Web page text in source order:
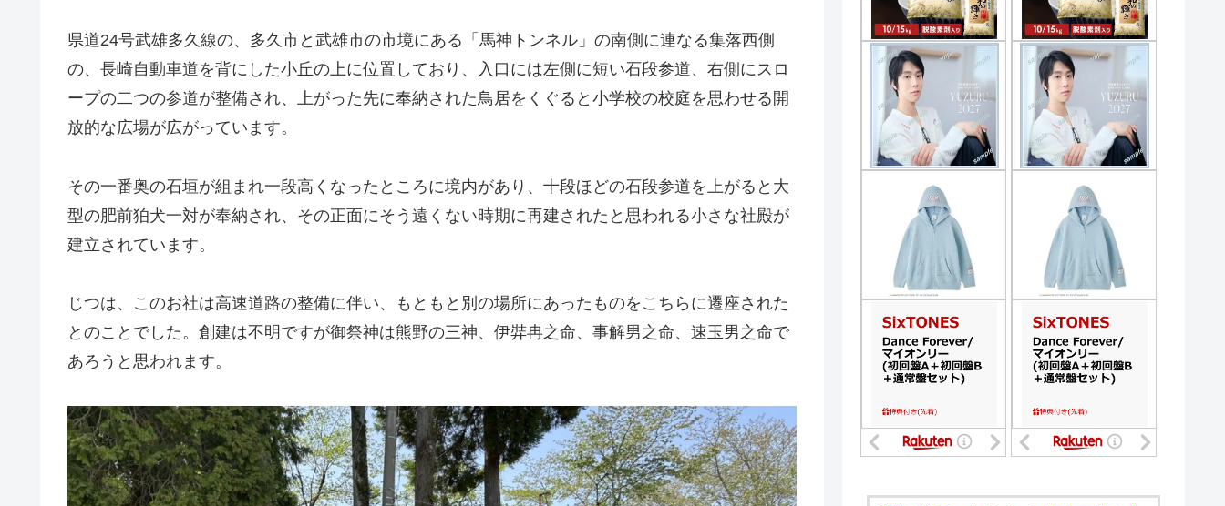
県道24号武雄多久線の、多久市と武雄市の市境にある「馬神トンネル」の南側に連なる集落西側
の、長崎自動車道を背にした小丘の上に位置しており、入口には左側に短い石段参道、右側にスロ
ープの二つの参道が整備され、上がった先に奉納された鳥居をくぐると小学校の校庭を思わせる開
放的な広場が広がっています。
その一番奥の石垣が組まれ一段高くなったところに境内があり、十段ほどの石段参道を上がると大
型の肥前狛犬一対が奉納され、その正面にそう遠くない時期に再建されたと思われる小さな社殿が
建立されています。
じつは、このお社は高速道路の整備に伴い、もともと別の場所にあったものをこちらに遷座された
とのことでした。創建は不明ですが御祭神は熊野の三神、伊弉冉之命、事解男之命、速玉男之命で
あろうと思われます。